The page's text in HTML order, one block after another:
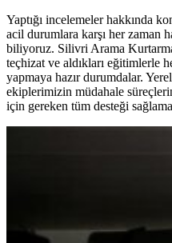
Yaptığı incelemeler hakkında
acil durumlara karşı her zaman
biliyoruz. Silivri Arama
teçhizat ve aldıkları eğitimlerle
yapmaya hazır durumdalar.
ekiplerimizin müdahale
için gereken tüm desteği